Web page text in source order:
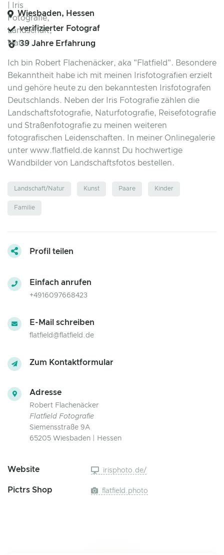
Wiesbaden, Hessen
verifizierter Fotograf
39 Jahre Erfahrung
Ich bin Robert Flachenäcker, aka "Flatfield". Besondere
Bekanntheit habe ich mit meinen Irisfotografien erzielt
und gehöre heute zu den bekanntesten Irisfotografen
Deutschlands. Neben der Iris Fotografie zählen die
Landschaftsfotografie, Naturfotografie, Reisefotografie
und Straßenfotografie zu meinen weiteren
fotografischen Leidenschaften. In meiner Onlinegalerie
unter www.flatfield.de kannst Du hochwertige
Wandbilder von Landschaftsfotos bestellen.
Landschaft/Natur Kunst Paare Kinder
Familie
Profil teilen
Einfach anrufen
+4916097668423
E-Mail schreiben
flatfield@flatfield.de
Zum Kontaktformular
Adresse
Robert Flachenäcker
Flatfield Fotografie
Siemensstraße 9A
65205 Wiesbaden | Hessen
Website irisphoto.de/
Pictrs Shop flatfield.photo